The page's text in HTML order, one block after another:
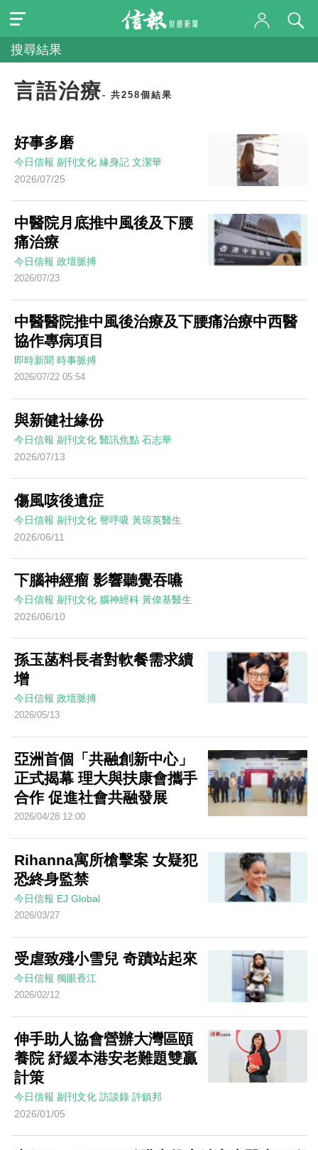
搜尋結果
言語治療- 共258個結果
好事多磨
今日信報 副刊文化 緣身記 文潔華
2026/07/25
中醫院月底推中風後及下腰
痛治療
今日信報 政壇脈搏
2026/07/23
中醫醫院推中風後治療及下腰痛治療中西醫
協作專病項目
即時新聞 時事脈搏
2026/07/22 05:54
與新健社緣份
今日信報 副刊文化 醫訊焦點 石志華
2026/07/13
傷風咳後遺症
今日信報 副刊文化 謦呼吸 黃琼英醫生
2026/06/11
下腦神經瘤 影響聽覺吞嚥
今日信報 副刊文化 腦神經科 黃偉基醫生
2026/06/10
孫玉菡料長者對軟餐需求續
增
今日信報 政壇脈搏
2026/05/13
亞洲首個「共融創新中心」
正式揭幕 理大與扶康會攜手
合作 促進社會共融發展
2026/04/28 12:00
Rihanna寓所槍擊案 女疑犯
恐終身監禁
今日信報 EJ Global
2026/03/27
受虐致殘小雪兒 奇蹟站起來
今日信報 獨眼香江
2026/02/12
伸手助人協會營辦大灣區頤
養院 紓緩本港安老難題雙贏
計策
今日信報 副刊文化 訪談錄 許鎮邦
2026/01/05